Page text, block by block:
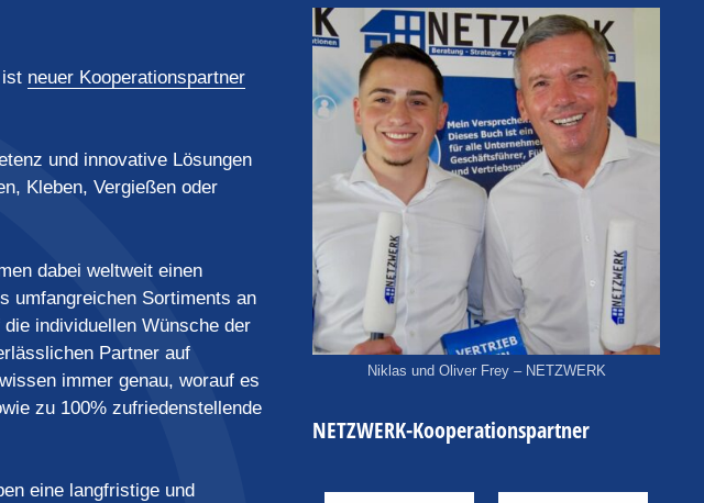
ist neuer Kooperationspartner
und innovative Lösungen
Kleben, Vergießen oder
dabei weltweit einen
umfangreichen Sortiments an
individuellen Wünsche der
Partner auf
immer genau, worauf es
zu 100% zufriedenstellende
eine langfristige und
Niklas und Oliver Frey – NETZWERK
NETZWERK-Kooperationspartner